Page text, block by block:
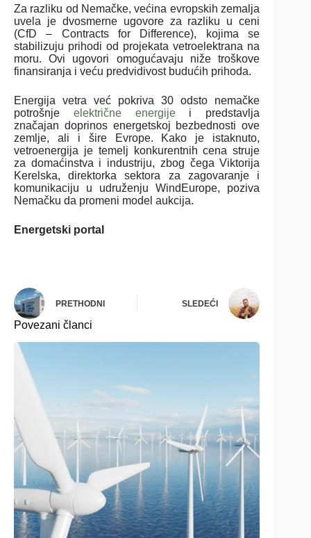
Za razliku od Nemačke, većina evropskih zemalja
uvela je dvosmerne ugovore za razliku u ceni
(CfD – Contracts for Difference), kojima se
stabilizuju prihodi od projekata vetroelektrana na
moru. Ovi ugovori omogućavaju niže troškove
finansiranja i veću predvidivost budućih prihoda.
Energija vetra već pokriva 30 odsto nemačke
potrošnje električne energijei predstavlja
značajan doprinos energetskoj bezbednosti ove
zemlje, ali i šire Evrope. Kako je istaknuto,
vetroenergija je temelj konkurentnih cena struje
za domaćinstva i industriju, zbog čega Viktorija
Kerelska, direktorka sektora za zagovaranje i
komunikaciju u udruženju WindEurope, poziva
Nemačku da promeni model aukcija.
Energetski portal
PRETHODNI SLEDEĆI
Povezani članci